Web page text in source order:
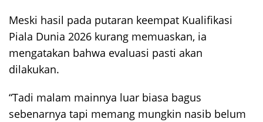
Meski hasil pada putaran keempat Kualifikasi
Piala Dunia 2026 kurang memuaskan, ia
mengatakan bahwa evaluasi pasti akan
dilakukan.
“Tadi malam mainnya luar biasa bagus
sebenarnya tapi memang mungkin nasib belum